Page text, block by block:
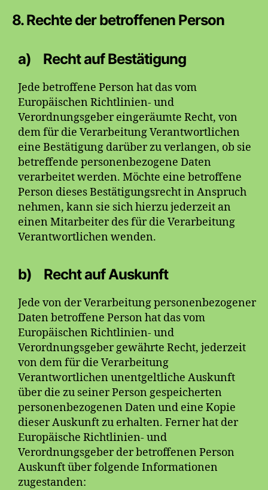
8. Rechte der betroffenen Person
a) Recht auf Bestätigung
Jede betroffene Person hat das vom
Europäischen Richtlinien- und
Verordnungsgeber eingeräumte Recht, von
dem für die Verarbeitung Verantwortlichen
eine Bestätigung darüber zu verlangen, ob sie
betreffende personenbezogene Daten
verarbeitet werden. Möchte eine betroffene
Person dieses Bestätigungsrecht in Anspruch
nehmen, kann sie sich hierzu jederzeit an
einen Mitarbeiter des für die Verarbeitung
Verantwortlichen wenden.
b) Recht auf Auskunft
Jede von der Verarbeitung personenbezogener
Daten betroffene Person hat das vom
Europäischen Richtlinien- und
Verordnungsgeber gewährte Recht, jederzeit
von dem für die Verarbeitung
Verantwortlichen unentgeltliche Auskunft
über die zu seiner Person gespeicherten
personenbezogenen Daten und eine Kopie
dieser Auskunft zu erhalten. Ferner hat der
Europäische Richtlinien- und
Verordnungsgeber der betroffenen Person
Auskunft über folgende Informationen
zugestanden: